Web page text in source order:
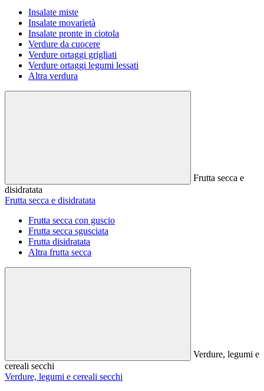
Insalate miste
Insalate movarietà
Insalate pronte in ciotola
Verdure da cuocere
Verdure ortaggi grigliati
Verdure ortaggi legumi lessati
Altra verdura
Frutta secca e
disidratata
Frutta secca e disidratata
Frutta secca con guscio
Frutta secca sgusciata
Frutta disidratata
Altra frutta secca
Verdure, legumi e
cereali secchi
Verdure, legumi e cereali secchi